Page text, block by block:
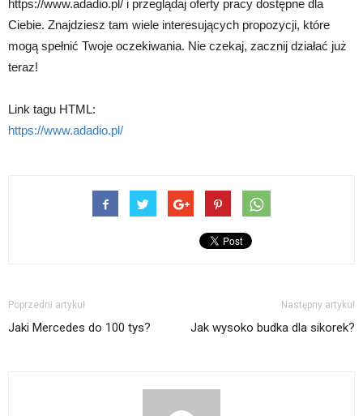
https://www.adadio.pl/ i przeglądaj oferty pracy dostępne dla
Ciebie. Znajdziesz tam wiele interesujących propozycji, które
mogą spełnić Twoje oczekiwania. Nie czekaj, zacznij działać już
teraz!
Link tagu HTML:
https://www.adadio.pl/
Poprzedni artykuł
Jaki Mercedes do 100 tys?
Następny artykuł
Jak wysoko budka dla sikorek?